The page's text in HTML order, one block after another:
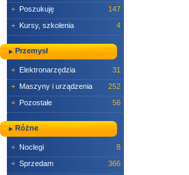
+ Poszukuję
147
+ Kursy, szkolenia 4
Przemysł
+ Elektronarzędzia
31
+ Maszyny i urządzenia
252
+ Pozostałe 56
Różne
+ Noclegi
8
+ Sprzedam
366